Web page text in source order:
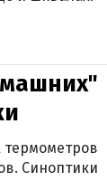
термометров
Синоптики